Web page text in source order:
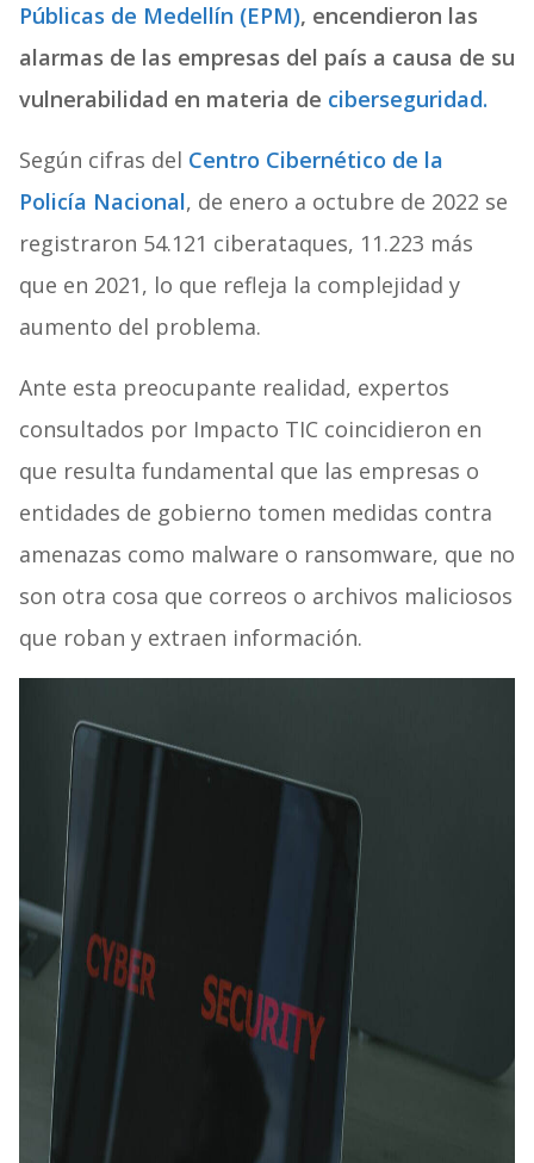
Públicas de Medellín (EPM), encendieron las
alarmas de las empresas del país a causa de su
vulnerabilidad en materia de ciberseguridad.
Según cifras del Centro Cibernético de la
Policía Nacional, de enero a octubre de 2022 se
registraron 54.121 ciberataques, 11.223 más
que en 2021, lo que refleja la complejidad y
aumento del problema.
Ante esta preocupante realidad, expertos
consultados por Impacto TIC coincidieron en
que resulta fundamental que las empresas o
entidades de gobierno tomen medidas contra
amenazas como malware o ransomware, que no
son otra cosa que correos o archivos maliciosos
que roban y extraen información.